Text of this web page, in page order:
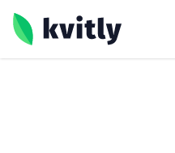
kvitly